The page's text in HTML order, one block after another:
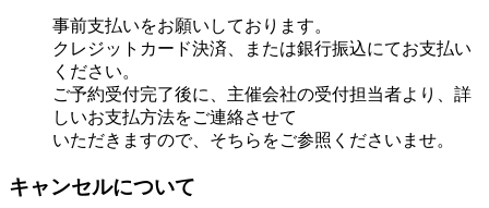
事前支払いをお願いしております。
クレジットカード決済、または銀行振込にてお支払い
ください。
ご予約受付完了後に、主催会社の受付担当者より、詳
しいお支払方法をご連絡させて
いただきますので、そちらをご参照くださいませ。
キャンセルについて